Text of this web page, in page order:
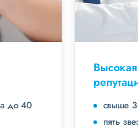
свыше 300 постоянных клиентов
пять звезд (максимальная